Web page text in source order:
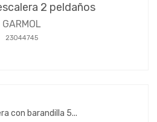
2 peldaños
GARMOL
23044745